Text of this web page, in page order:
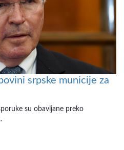
srpske municije za
su obavljane preko